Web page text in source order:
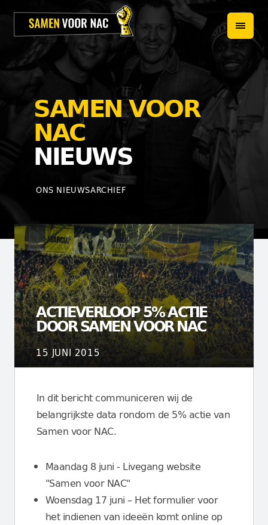
HOME
PROJECTEN
OVER ONS
HET TEAM
NIEUWS
SAMEN VOOR
NAC
NIEUWS
ONS NIEUWSARCHIEF
ACTIEVERLOOP 5% ACTIE
DOOR SAMEN VOOR NAC
15 JUNI 2015
In dit bericht communiceren wij de
belangrijkste data rondom de 5% actie van
Samen voor NAC.
Maandag 8 juni - Livegang website
"Samen voor NAC"
Woensdag 17 juni – Het formulier voor
het indienen van ideeën komt online op